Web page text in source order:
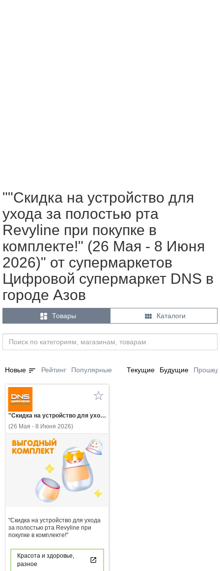
""Скидка на устройство для
ухода за полостью рта
Revyline при покупке в
комплекте!" (26 Мая - 8 Июня
2026)" от супермаркетов
Цифровой супермаркет DNS в
городе Азов
 Товары  Каталоги
Новые sort Рейтинг Популярные Текущие Будущие
"Скидка на устройство для ухода за полостью рта Revyline при покупке в комплекте!"
(26 Мая - 8 Июня 2026)
"Скидка на устройство для ухода
за полостью рта Revyline при
покупке в комплекте!"
Красота и здоровье,
разное